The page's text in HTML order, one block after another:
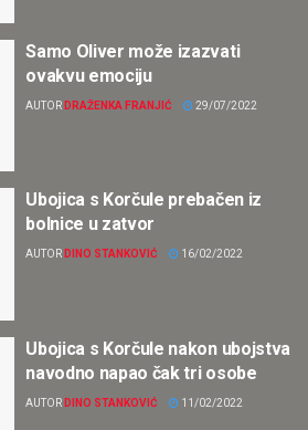
Samo Oliver može izazvati
ovakvu emociju
AUTOR DRAŽENKA FRANJIĆ 29/07/2022
Ubojica s Korčule prebačen iz
bolnice u zatvor
AUTOR DINO STANKOVIĆ 16/02/2022
Ubojica s Korčule nakon ubojstva
navodno napao čak tri osobe
AUTOR DINO STANKOVIĆ 11/02/2022